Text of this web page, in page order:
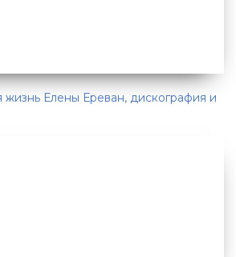
жизнь Елены Ереван, дискография и